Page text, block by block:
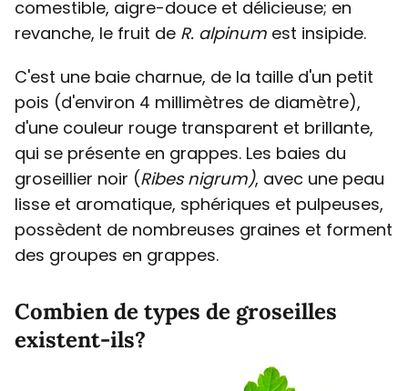
comestible, aigre-douce et délicieuse; en
revanche, le fruit de R. alpinum est insipide.
C'est une baie charnue, de la taille d'un petit
pois (d'environ 4 millimètres de diamètre),
d'une couleur rouge transparent et brillante,
qui se présente en grappes. Les baies du
groseillier noir (Ribes nigrum), avec une peau
lisse et aromatique, sphériques et pulpeuses,
possèdent de nombreuses graines et forment
des groupes en grappes.
Combien de types de groseilles
existent-ils?